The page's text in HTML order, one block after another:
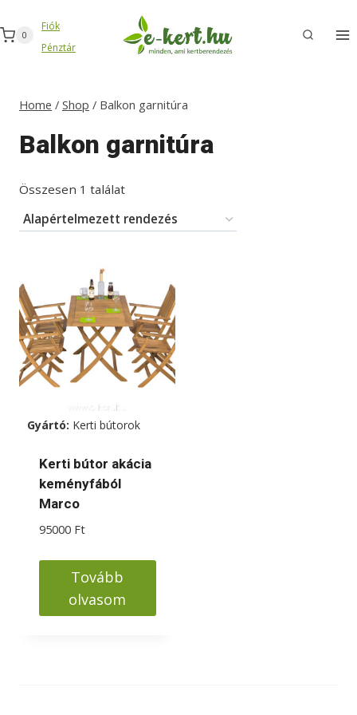
to
content
0
Fiók
Pénztár
Home / Shop / Balkon garnitúra
Balkon garnitúra
Összesen 1 találat
Gyártó: Kerti bútorok
Kerti bútor akácia
keményfából
Marco
95000 Ft
Tovább
olvasom